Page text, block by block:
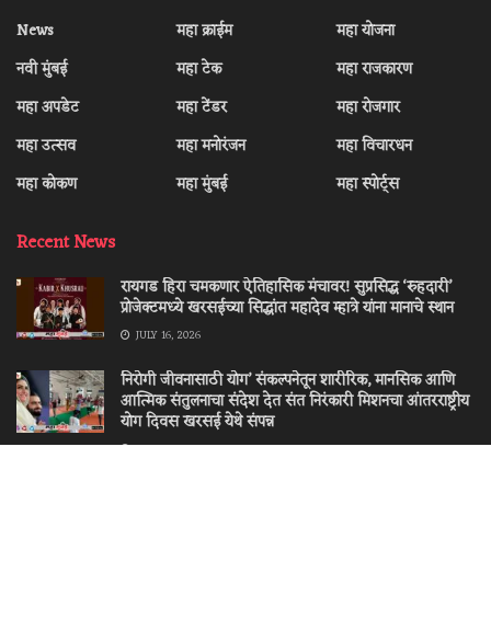
News
नवी मुंबई
महा अपडेट
महा उत्सव
महा कोकण
महा क्राईम
महा टेक
महा टेंडर
महा मनोरंजन
महा मुंबई
महा योजना
महा राजकारण
महा रोजगार
महा विचारधन
महा स्पोर्ट्स
Recent News
रायगड हिरा चमकणार ऐतिहासिक मंचावर! सुप्रसिद्ध ‘रुहदारी’
प्रोजेक्टमध्ये खरसईच्या सिद्धांत महादेव म्हात्रे यांना मानाचे स्थान
JULY 16, 2026
निरोगी जीवनासाठी योग’ संकल्पनेतून शारीरिक, मानसिक आणि
आत्मिक संतुलनाचा संदेश देत संत निरंकारी मिशनचा आंतरराष्ट्रीय
योग दिवस खरसई येथे संपन्न
JUNE 25, 2026